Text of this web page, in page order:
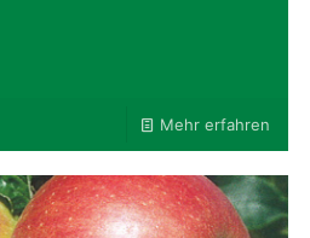
Mehr erfahren